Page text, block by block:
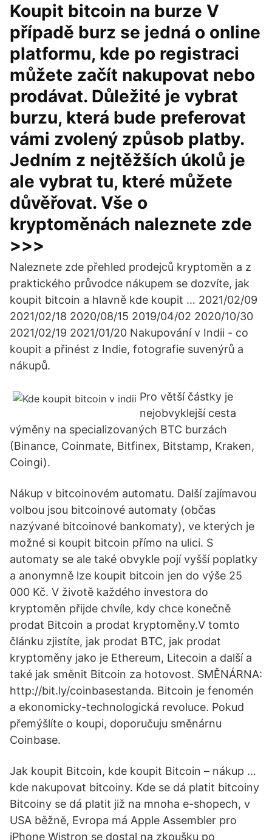
Koupit bitcoin na burze V
případě burz se jedná o online
platformu, kde po registraci
můžete začít nakupovat nebo
prodávat. Důležité je vybrat
burzu, která bude preferovat
vámi zvolený způsob platby.
Jedním z nejtěžších úkolů je
ale vybrat tu, které můžete
důvěřovat. Vše o
kryptoměnách naleznete zde
>>>
Naleznete zde přehled prodejců kryptoměn a z
praktického průvodce nákupem se dozvíte, jak
koupit bitcoin a hlavně kde koupit … 2021/02/09
2021/02/18 2020/08/15 2019/04/02 2020/10/30
2021/02/19 2021/01/20 Nakupování v Indii - co
koupit a přinést z Indie, fotografie suvenýrů a
nákupů.
Pro větší částky je
nejobvyklejší cesta
výměny na specializovaných BTC burzách
(Binance, Coinmate, Bitfinex, Bitstamp, Kraken,
Coingi).
Nákup v bitcoinovém automatu. Další zajímavou
volbou jsou bitcoinové automaty (občas
nazývané bitcoinové bankomaty), ve kterých je
možné si koupit bitcoin přímo na ulici. S
automaty se ale také obvykle pojí vyšší poplatky
a anonymně lze koupit bitcoin jen do výše 25
000 Kč. V životě každého investora do
kryptoměn přijde chvíle, kdy chce konečně
prodat Bitcoin a prodat kryptoměny.V tomto
článku zjistíte, jak prodat BTC, jak prodat
kryptoměny jako je Ethereum, Litecoin a další a
také jak směnit Bitcoin za hotovost. SMĚNÁRNA:
http://bit.ly/coinbasestanda. Bitcoin je fenomén
a ekonomicky-technologická revoluce. Pokud
přemýšlíte o koupi, doporučuju směnárnu
Coinbase.
Jak koupit Bitcoin, kde koupit Bitcoin – nákup …
kde nakupovat bitcoiny. Kde se dá platit bitcoiny
Bitcoiny se dá platit již na mnoha e-shopech, v
USA běžně, Evropa má Apple Assembler pro
iPhone Wistron se dostal na zkoušku po